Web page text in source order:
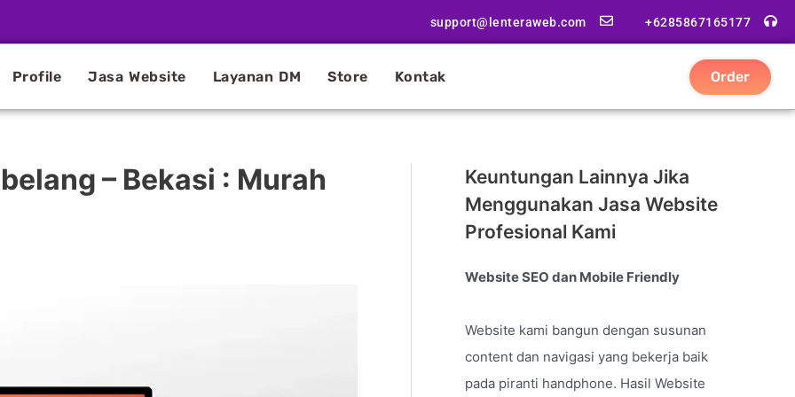
support@lenteraweb.com +6285867165177
Profile Jasa Website Layanan DM Store Kontak Order
– Bekasi : Murah
Keuntungan Lainnya Jika
Menggunakan Jasa Website
Profesional Kami
Website SEO dan Mobile Friendly
Website kami bangun dengan susunan
content dan navigasi yang bekerja baik
pada piranti handphone. Hasil Website